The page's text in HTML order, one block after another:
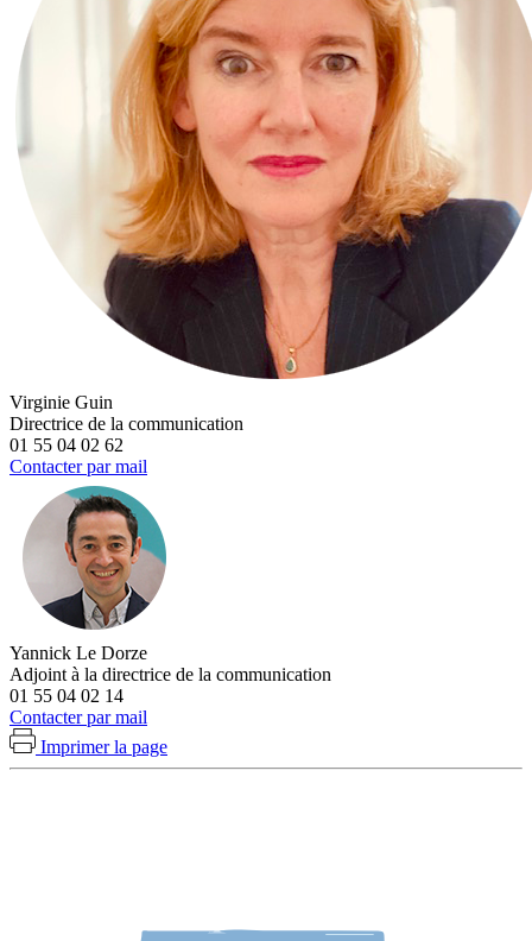
Virginie Guin
Directrice de la communication
01 55 04 02 62
Contacter par mail
Yannick Le Dorze
Adjoint à la directrice de la communication
01 55 04 02 14
Contacter par mail
Imprimer la page